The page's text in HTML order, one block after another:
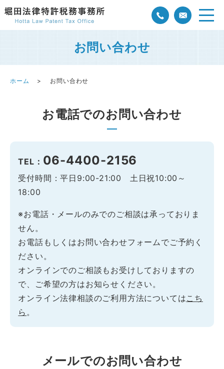
お問い合わせ
ホーム お問い合わせ
お電話でのお問い合わせ
TEL： 06-4400-2156
受付時間：平日9:00-21:00 土日祝10:00～
18:00
※お電話・メールのみでのご相談は承っておりま
せん。
お電話もしくはお問い合わせフォームでご予約く
ださい。
オンラインでのご相談もお受けしておりますの
で、ご希望の方はお知らせください。
オンライン法律相談のご利用方法についてはこち
ら 。
メールでのお問い合わせ